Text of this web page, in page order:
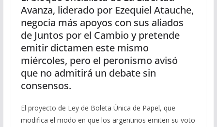
Avanza, liderado por Ezequiel Atauche,
negocia más apoyos con sus aliados
de Juntos por el Cambio y pretende
emitir dictamen este mismo
miércoles, pero el peronismo avisó
que no admitirá un debate sin
consensos.
El proyecto de Ley de Boleta Única de Papel, que
modifica el modo en que los argentinos emiten su voto